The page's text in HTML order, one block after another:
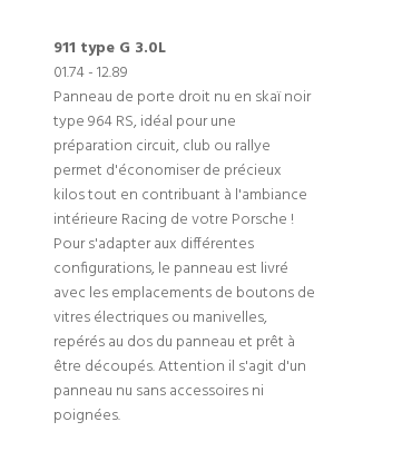
911 type G 3.0L
01.74 - 12.89
Panneau de porte droit nu en skaï noir
type 964 RS, idéal pour une
préparation circuit, club ou rallye
permet d'économiser de précieux
kilos tout en contribuant à l'ambiance
intérieure Racing de votre Porsche !
Pour s'adapter aux différentes
configurations, le panneau est livré
avec les emplacements de boutons de
vitres électriques ou manivelles,
repérés au dos du panneau et prêt à
être découpés. Attention il s'agit d'un
panneau nu sans accessoires ni
poignées.